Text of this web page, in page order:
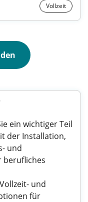
Vollzeit
ein wichtiger Teil
der Installation,
und
berufliches
und
für